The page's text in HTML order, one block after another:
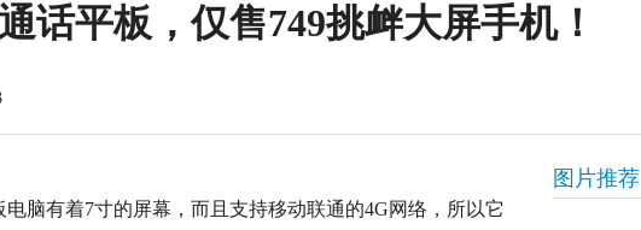
话平板，仅售749挑衅大屏手机！
脑有着7寸的屏幕，而且支持移动联通的4G网络，所以它
图片推荐